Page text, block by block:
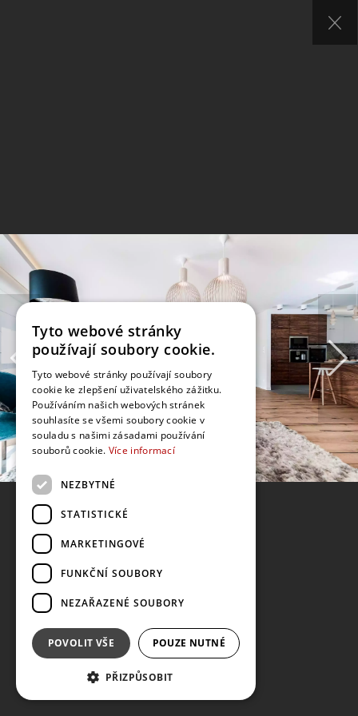
Tyto webové stránky
používají soubory cookie.
Tyto webové stránky používají soubory
cookie ke zlepšení uživatelského zážitku.
Používáním našich webových stránek
souhlasíte se všemi soubory cookie v
souladu s našimi zásadami používání
souborů cookie. Více informací
NEZBYTNÉ
STATISTICKÉ
MARKETINGOVÉ
FUNKČNÍ SOUBORY
NEZAŘAZENÉ SOUBORY
POVOLIT VŠE POUZE NUTNÉ
PŘIZPŮSOBIT